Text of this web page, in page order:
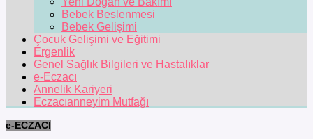
Bebek Beslenmesi
Bebek Gelişimi
Çocuk Gelişimi ve Eğitimi
Ergenlik
Genel Sağlık Bilgileri ve Hastalıklar
e-Eczacı
Annelik Kariyeri
Eczacıanneyim Mutfağı
e-ECZACI